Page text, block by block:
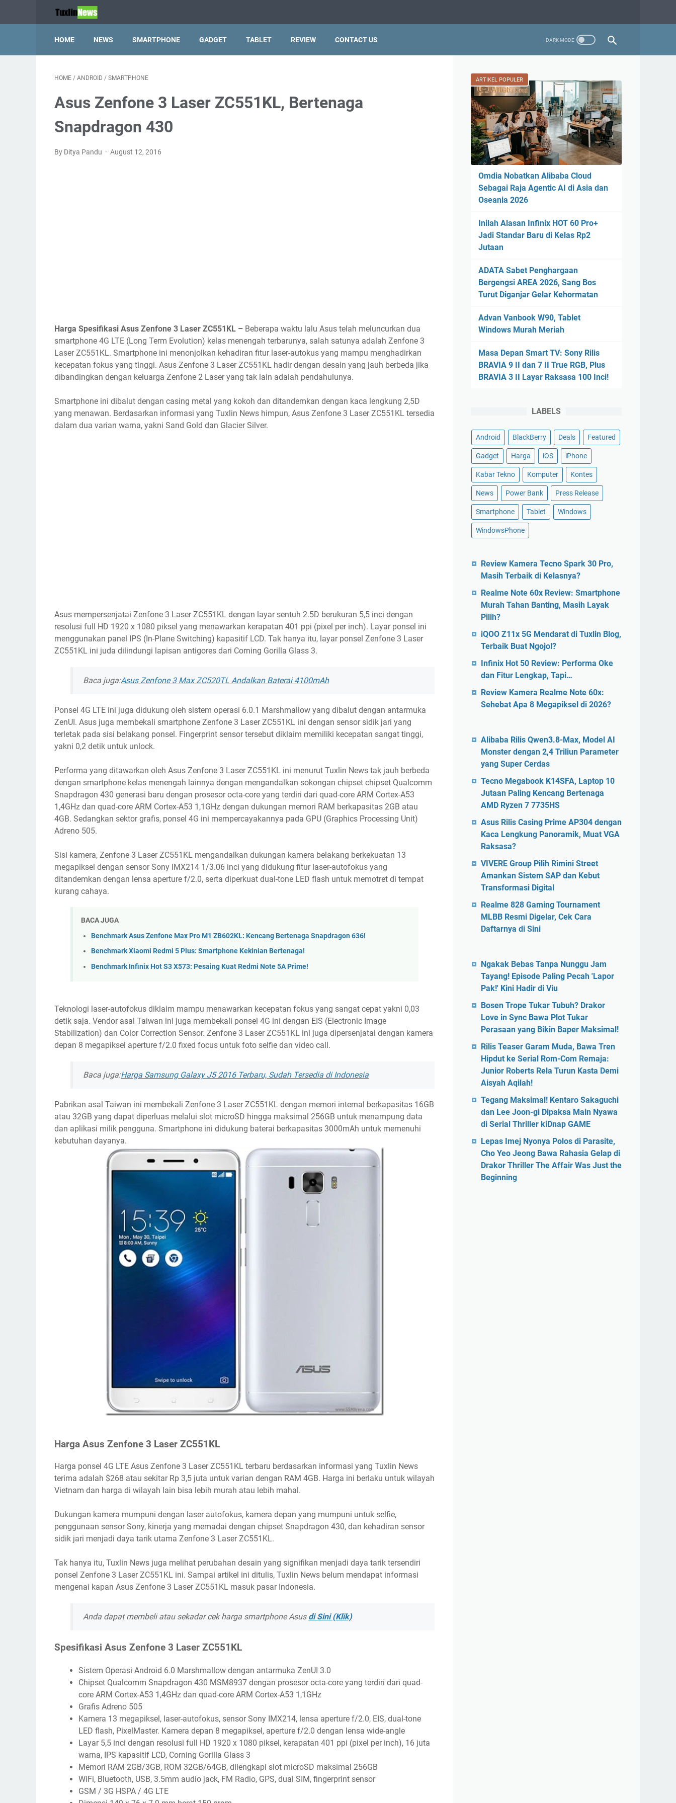
HOME NEWS SMARTPHONE GADGET TABLET REVIEW CONTACT US
HOME / ANDROID / SMARTPHONE
Asus Zenfone 3 Laser ZC551KL, Bertenaga
Snapdragon 430
By Ditya Pandu August 12, 2016
Harga Spesifikasi Asus Zenfone 3 Laser ZC551KL – Beberapa waktu lalu Asus telah meluncurkan dua
smartphone 4G LTE (Long Term Evolution) kelas menengah terbarunya, salah satunya adalah Zenfone 3
Laser ZC551KL. Smartphone ini menonjolkan kehadiran fitur laser-autokus yang mampu menghadirkan
kecepatan fokus yang tinggi. Asus Zenfone 3 Laser ZC551KL hadir dengan desain yang jauh berbeda jika
dibandingkan dengan keluarga Zenfone 2 Laser yang tak lain adalah pendahulunya.
Smartphone ini dibalut dengan casing metal yang kokoh dan ditandemkan dengan kaca lengkung 2,5D
yang menawan. Berdasarkan informasi yang Tuxlin News himpun, Asus Zenfone 3 Laser ZC551KL tersedia
dalam dua varian warna, yakni Sand Gold dan Glacier Silver.
Asus mempersenjatai Zenfone 3 Laser ZC551KL dengan layar sentuh 2.5D berukuran 5,5 inci dengan
resolusi full HD 1920 x 1080 piksel yang menawarkan kerapatan 401 ppi (pixel per inch). Layar ponsel ini
menggunakan panel IPS (In-Plane Switching) kapasitif LCD. Tak hanya itu, layar ponsel Zenfone 3 Laser
ZC551KL ini juda dilindungi lapisan antigores dari Corning Gorilla Glass 3.
Baca juga:Asus Zenfone 3 Max ZC520TL Andalkan Baterai 4100mAh
Ponsel 4G LTE ini juga didukung oleh sistem operasi 6.0.1 Marshmallow yang dibalut dengan antarmuka
ZenUI. Asus juga membekali smartphone Zenfone 3 Laser ZC551KL ini dengan sensor sidik jari yang
terletak pada sisi belakang ponsel. Fingerprint sensor tersebut diklaim memiliki kecepatan sangat tinggi,
yakni 0,2 detik untuk unlock.
Performa yang ditawarkan oleh Asus Zenfone 3 Laser ZC551KL ini menurut Tuxlin News tak jauh berbeda
dengan smartphone kelas menengah lainnya dengan mengandalkan sokongan chipset chipset Qualcomm
Snapdragon 430 generasi baru dengan prosesor octa-core yang terdiri dari quad-core ARM Cortex-A53
1,4GHz dan quad-core ARM Cortex-A53 1,1GHz dengan dukungan memori RAM berkapasitas 2GB atau
4GB. Sedangkan sektor grafis, ponsel 4G ini mempercayakannya pada GPU (Graphics Processing Unit)
Adreno 505.
Sisi kamera, Zenfone 3 Laser ZC551KL mengandalkan dukungan kamera belakang berkekuatan 13
megapiksel dengan sensor Sony IMX214 1/3.06 inci yang didukung fitur laser-autofokus yang
ditandemkan dengan lensa aperture f/2.0, serta diperkuat dual-tone LED flash untuk memotret di tempat
kurang cahaya.
BACA JUGA
Benchmark Asus Zenfone Max Pro M1 ZB602KL: Kencang Bertenaga Snapdragon 636!
Benchmark Xiaomi Redmi 5 Plus: Smartphone Kekinian Bertenaga!
Benchmark Infinix Hot S3 X573: Pesaing Kuat Redmi Note 5A Prime!
Teknologi laser-autofokus diklaim mampu menawarkan kecepatan fokus yang sangat cepat yakni 0,03
detik saja. Vendor asal Taiwan ini juga membekali ponsel 4G ini dengan EIS (Electronic Image
Stabilization) dan Color Correction Sensor. Zenfone 3 Laser ZC551KL ini juga dipersenjatai dengan kamera
depan 8 megapiksel aperture f/2.0 fixed focus untuk foto selfie dan video call.
Baca juga:Harga Samsung Galaxy J5 2016 Terbaru, Sudah Tersedia di Indonesia
Pabrikan asal Taiwan ini membekali Zenfone 3 Laser ZC551KL dengan memori internal berkapasitas 16GB
atau 32GB yang dapat diperluas melalui slot microSD hingga maksimal 256GB untuk menampung data
dan aplikasi milik pengguna. Smartphone ini didukung baterai berkapasitas 3000mAh untuk memenuhi
kebutuhan dayanya.
Harga Asus Zenfone 3 Laser ZC551KL
Harga ponsel 4G LTE Asus Zenfone 3 Laser ZC551KL terbaru berdasarkan informasi yang Tuxlin News
terima adalah $268 atau sekitar Rp 3,5 juta untuk varian dengan RAM 4GB. Harga ini berlaku untuk wilayah
Vietnam dan harga di wilayah lain bisa lebih murah atau lebih mahal.
Dukungan kamera mumpuni dengan laser autofokus, kamera depan yang mumpuni untuk selfie,
penggunaan sensor Sony, kinerja yang memadai dengan chipset Snapdragon 430, dan kehadiran sensor
sidik jari menjadi daya tarik utama Zenfone 3 Laser ZC551KL.
Tak hanya itu, Tuxlin News juga melihat perubahan desain yang signifikan menjadi daya tarik tersendiri
ponsel Zenfone 3 Laser ZC551KL ini. Sampai artikel ini ditulis, Tuxlin News belum mendapat informasi
mengenai kapan Asus Zenfone 3 Laser ZC551KL masuk pasar Indonesia.
Anda dapat membeli atau sekadar cek harga smartphone Asus di Sini (Klik)
Spesifikasi Asus Zenfone 3 Laser ZC551KL
Sistem Operasi Android 6.0 Marshmallow dengan antarmuka ZenUI 3.0
Chipset Qualcomm Snapdragon 430 MSM8937 dengan prosesor octa-core yang terdiri dari quad-
core ARM Cortex-A53 1,4GHz dan quad-core ARM Cortex-A53 1,1GHz
Grafis Adreno 505
Kamera 13 megapiksel, laser-autofokus, sensor Sony IMX214, lensa aperture f/2.0, EIS, dual-tone
LED flash, PixelMaster. Kamera depan 8 megapiksel, aperture f/2.0 dengan lensa wide-angle
Layar 5,5 inci dengan resolusi full HD 1920 x 1080 piksel, kerapatan 401 ppi (pixel per inch), 16 juta
warna, IPS kapasitif LCD, Corning Gorilla Glass 3
Memori RAM 2GB/3GB, ROM 32GB/64GB, dilengkapi slot microSD maksimal 256GB
WiFi, Bluetooth, USB, 3.5mm audio jack, FM Radio, GPS, dual SIM, fingerprint sensor
GSM / 3G HSPA / 4G LTE
ARTIKEL POPULER
Omdia Nobatkan Alibaba Cloud
Sebagai Raja Agentic AI di Asia dan
Oseania 2026
Inilah Alasan Infinix HOT 60 Pro+
Jadi Standar Baru di Kelas Rp2
Jutaan
ADATA Sabet Penghargaan
Bergengsi AREA 2026, Sang Bos
Turut Diganjar Gelar Kehormatan
Advan Vanbook W90, Tablet
Windows Murah Meriah
Masa Depan Smart TV: Sony Rilis
BRAVIA 9 II dan 7 II True RGB, Plus
BRAVIA 3 II Layar Raksasa 100 Inci!
LABELS
Android BlackBerry Deals Featured
Gadget Harga iOS iPhone
Kabar Tekno Komputer Kontes
News Power Bank Press Release
Smartphone Tablet Windows
WindowsPhone
Review Kamera Tecno Spark 30 Pro,
Masih Terbaik di Kelasnya?
Realme Note 60x Review: Smartphone
Murah Tahan Banting, Masih Layak
Pilih?
iQOO Z11x 5G Mendarat di Tuxlin Blog,
Terbaik Buat Ngojol?
Infinix Hot 50 Review: Performa Oke
dan Fitur Lengkap, Tapi…
Review Kamera Realme Note 60x:
Sehebat Apa 8 Megapiksel di 2026?
Alibaba Rilis Qwen3.8-Max, Model AI
Monster dengan 2,4 Triliun Parameter
yang Super Cerdas
Tecno Megabook K14SFA, Laptop 10
Jutaan Paling Kencang Bertenaga
AMD Ryzen 7 7735HS
Asus Rilis Casing Prime AP304 dengan
Kaca Lengkung Panoramik, Muat VGA
Raksasa?
VIVERE Group Pilih Rimini Street
Amankan Sistem SAP dan Kebut
Transformasi Digital
Realme 828 Gaming Tournament
MLBB Resmi Digelar, Cek Cara
Daftarnya di Sini
Ngakak Bebas Tanpa Nunggu Jam
Tayang! Episode Paling Pecah 'Lapor
Pak!' Kini Hadir di Viu
Bosen Trope Tukar Tubuh? Drakor
Love in Sync Bawa Plot Tukar
Perasaan yang Bikin Baper Maksimal!
Rilis Teaser Garam Muda, Bawa Tren
Hipdut ke Serial Rom-Com Remaja:
Junior Roberts Rela Turun Kasta Demi
Aisyah Aqilah!
Tegang Maksimal! Kentaro Sakaguchi
dan Lee Joon-gi Dipaksa Main Nyawa
di Serial Thriller kiDnap GAME
Lepas Imej Nyonya Polos di Parasite,
Cho Yeo Jeong Bawa Rahasia Gelap di
Drakor Thriller The Affair Was Just the
Beginning